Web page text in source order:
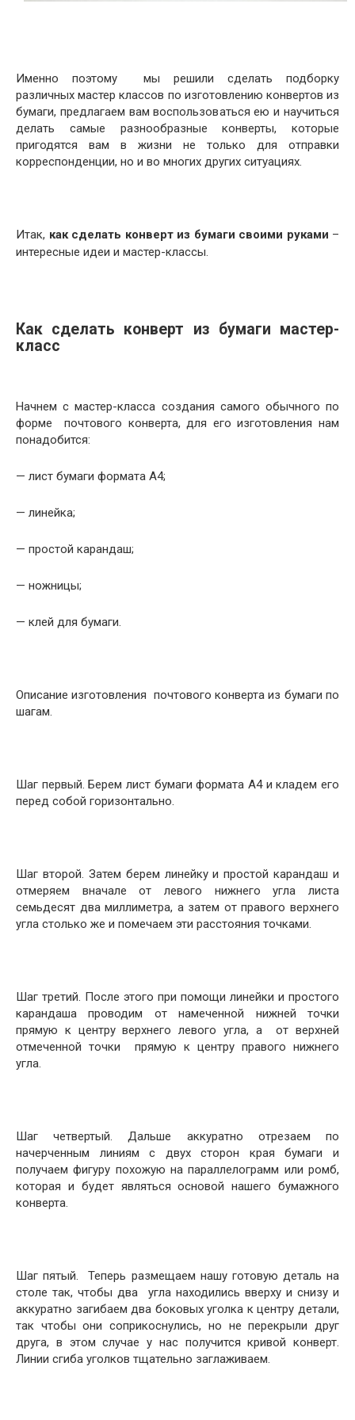
Именно поэтому мы решили сделать подборку
различных мастер классов по изготовлению конвертов из
бумаги, предлагаем вам воспользоваться ею и научиться
делать самые разнообразные конверты, которые
пригодятся вам в жизни не только для отправки
корреспонденции, но и во многих других ситуациях.
Итак, как сделать конверт из бумаги своими руками –
интересные идеи и мастер-классы.
Как сделать конверт из бумаги мастер-
класс
Начнем с мастер-класса создания самого обычного по
форме почтового конверта, для его изготовления нам
понадобится:
— лист бумаги формата А4;
— линейка;
— простой карандаш;
— ножницы;
— клей для бумаги.
Описание изготовления почтового конверта из бумаги по
шагам.
Шаг первый. Берем лист бумаги формата А4 и кладем его
перед собой горизонтально.
Шаг второй. Затем берем линейку и простой карандаш и
отмеряем вначале от левого нижнего угла листа
семьдесят два миллиметра, а затем от правого верхнего
угла столько же и помечаем эти расстояния точками.
Шаг третий. После этого при помощи линейки и простого
карандаша проводим от намеченной нижней точки
прямую к центру верхнего левого угла, а от верхней
отмеченной точки прямую к центру правого нижнего
угла.
Шаг четвертый. Дальше аккуратно отрезаем по
начерченным линиям с двух сторон края бумаги и
получаем фигуру похожую на параллелограмм или ромб,
которая и будет являться основой нашего бумажного
конверта.
Шаг пятый. Теперь размещаем нашу готовую деталь на
столе так, чтобы два угла находились вверху и снизу и
аккуратно загибаем два боковых уголка к центру детали,
так чтобы они соприкоснулись, но не перекрыли друг
друга, в этом случае у нас получится кривой конверт.
Линии сгиба уголков тщательно заглаживаем.